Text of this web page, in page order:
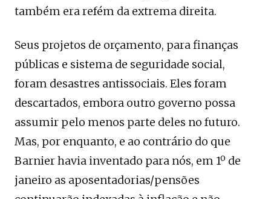
também era refém da extrema direita.
Seus projetos de orçamento, para finanças
públicas e sistema de seguridade social,
foram desastres antissociais. Eles foram
descartados, embora outro governo possa
assumir pelo menos parte deles no futuro.
Mas, por enquanto, e ao contrário do que
Barnier havia inventado para nós, em 1º de
janeiro as aposentadorias/pensões